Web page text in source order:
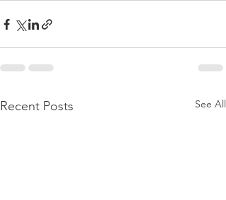
Recent Posts See All